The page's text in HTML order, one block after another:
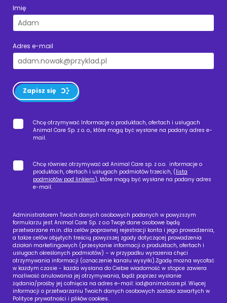
Imię
Adres e-mail
Zapisz się
Chcę otrzymywać Informacje o produktach, ofertach i usługach
Animal Care Sp. z o. o., które mogą być wysłane na podany adres e-
mail.
Chcę również otrzymywać od Animal Care sp. z o.o. informacje o
produktach, ofertach i usługach podmiotów trzecich, (lista
podmiotów pod linkiem), które mogą być wysłane na podany adres
e-mail.
Administratorem Twoich danych osobowych podanych w powyższym
formularzu jest Animal Care Sp. z o.o Twoje dane osobowe będą
przetwarzane m.in. dla celów poprawnej rejestracji konta i jego prowadzenia,
a także celów objętych treścią powyższej zgody dotyczącej prowadzenia
działań marketingowych (przesyłanie informacji o produktach, ofertach i
usługach określonych podmiotów) – w przypadku wyrażenia chęci
otrzymywania informacji (oznaczenie kanału wysyłki).Zgodę można wycofać
w każdym czasie - każda wysłana do Ciebie wiadomość w stopce zawiera
możliwość anulowania jej otrzymywania, bądź poprzez wysłanie
żądania/prośby jej cofnięcia na adres e-mail: iod@animalcare.pl. Więcej
informacji o przetwarzaniu Twoich danych osobowych zostało zawartych w
Polityce prywatności i plików cookies.